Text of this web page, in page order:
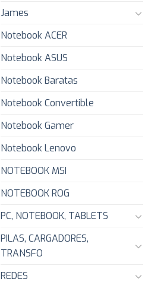
James
Notebook ACER
Notebook ASUS
Notebook Baratas
Notebook Convertible
Notebook Gamer
Notebook Lenovo
NOTEBOOK MSI
NOTEBOOK ROG
PC, NOTEBOOK, TABLETS
PILAS, CARGADORES,
TRANSFO
REDES